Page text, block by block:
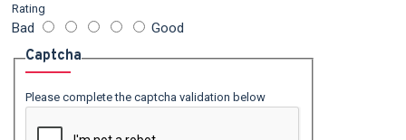
Rating
Bad Good
Captcha
Please complete the captcha validation below